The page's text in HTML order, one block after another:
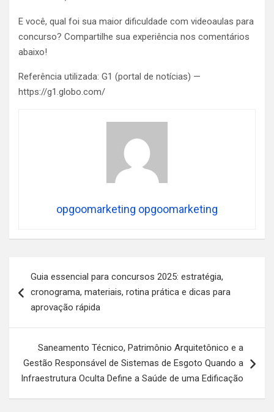
E você, qual foi sua maior dificuldade com videoaulas para
concurso? Compartilhe sua experiência nos comentários
abaixo!
Referência utilizada: G1 (portal de notícias) —
https://g1.globo.com/
opgoomarketing opgoomarketing
de
Post
Guia essencial para concursos 2025: estratégia,
cronograma, materiais, rotina prática e dicas para
aprovação rápida
Saneamento Técnico, Patrimônio Arquitetônico e a
Gestão Responsável de Sistemas de Esgoto Quando a
Infraestrutura Oculta Define a Saúde de uma Edificação